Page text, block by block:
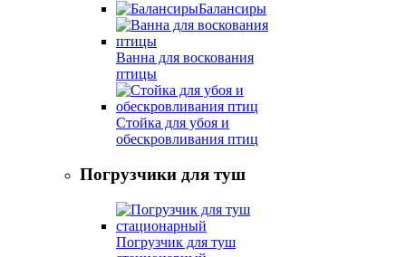
Балансиры
Ванна для воскования
птицы
Стойка для убоя и
обескровливания птиц
Погрузчики для туш
Погрузчик для туш